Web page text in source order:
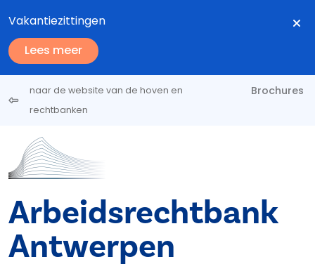
Vakantiezittingen
Lees meer
naar de website van de hoven en
rechtbanken
Brochures
Arbeidsrechtbank
Antwerpen